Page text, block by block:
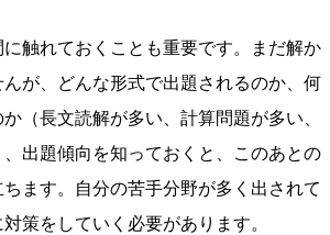
に触れておくことも重要です。まだ解か
が、どんな形式で出題されるのか、何
（長文読解が多い、計算問題が多い、
出題傾向を知っておくと、このあとの
ます。自分の苦手分野が多く出されて
策をしていく必要があります。